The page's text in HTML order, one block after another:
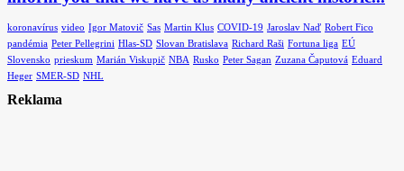
koronavírus video Igor Matovič Sas Martin Klus COVID-19 Jaroslav Naď Robert Fico
pandémia Peter Pellegrini Hlas-SD Slovan Bratislava Richard Raši Fortuna liga EÚ
Slovensko prieskum Marián Viskupič NBA Rusko Peter Sagan Zuzana Čaputová Eduard
Heger SMER-SD NHL
Reklama